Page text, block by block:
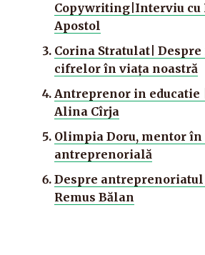
Copywriting|Interviu cu
Apostol
Corina Stratulat| Despre
cifrelor în viaţa noastră
Antreprenor in educatie
Alina Cîrja
Olimpia Doru, mentor
antreprenorială
Despre
Remus Bălan